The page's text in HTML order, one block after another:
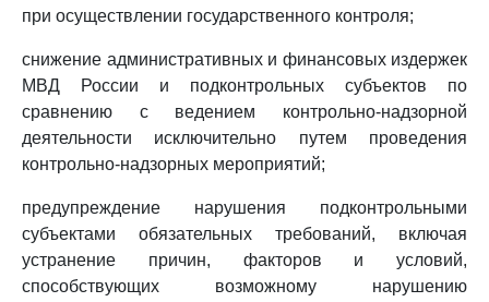
при осуществлении государственного контроля;
снижение административных и финансовых издержек
МВД России и подконтрольных субъектов по
сравнению с ведением контрольно-надзорной
деятельности исключительно путем проведения
контрольно-надзорных мероприятий;
предупреждение нарушения подконтрольными
субъектами обязательных требований, включая
устранение причин, факторов и условий,
способствующих возможному нарушению